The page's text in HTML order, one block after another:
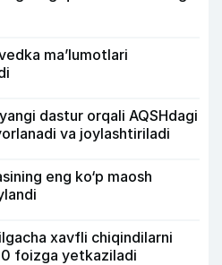
ma’lumotlari
dastur orqali AQSHdagi
va joylashtiriladi
eng ko‘p maosh
xavfli chiqindilarni
foizga yetkaziladi